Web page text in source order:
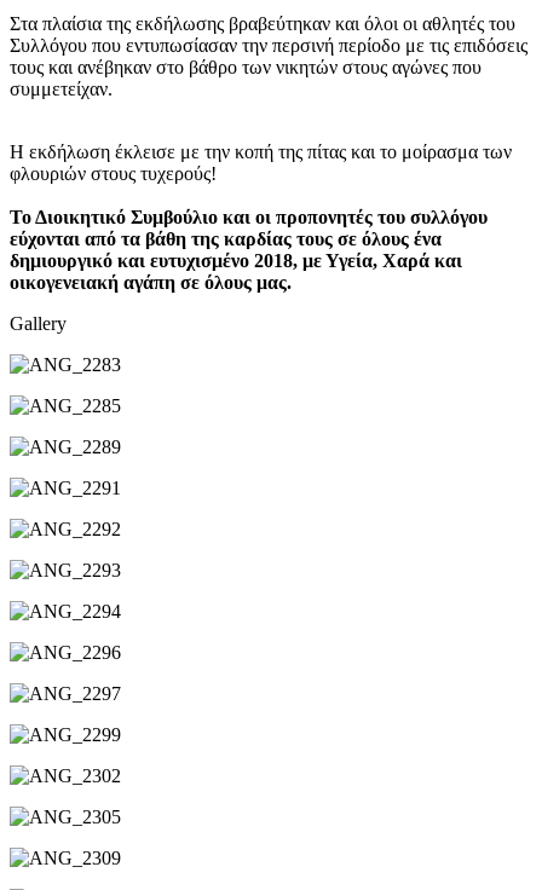
Στα πλαίσια της εκδήλωσης βραβεύτηκαν και όλοι οι αθλητές του
Συλλόγου που εντυπωσίασαν την περσινή περίοδο με τις επιδόσεις
τους και ανέβηκαν στο βάθρο των νικητών στους αγώνες που
συμμετείχαν.
Η εκδήλωση έκλεισε με την κοπή της πίτας και το μοίρασμα των
φλουριών στους τυχερούς!
Το Διοικητικό Συμβούλιο και οι προπονητές του συλλόγου
εύχονται από τα βάθη της καρδίας τους σε όλους ένα
δημιουργικό και ευτυχισμένο 2018, με Υγεία, Χαρά και
οικογενειακή αγάπη σε όλους μας.
Gallery